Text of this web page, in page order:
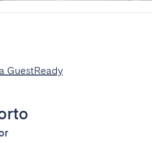
GuestReady